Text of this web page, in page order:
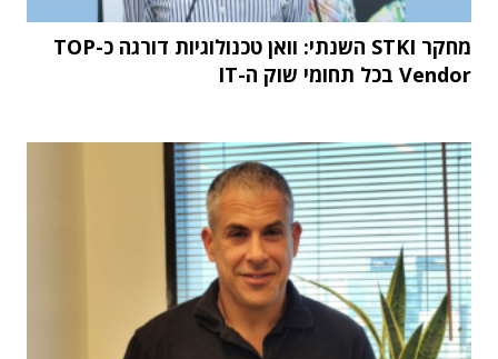
מחקר STKI השנתי: וואן טכנולוגיות דורגה כ-TOP
Vendor בכל תחומי שוק ה-IT